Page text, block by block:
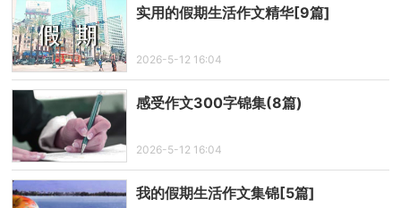
实用的假期生活作文精华[9篇]
2026-5-12 16:04
感受作文300字锦集(8篇)
2026-5-12 16:04
我的假期生活作文集锦[5篇]